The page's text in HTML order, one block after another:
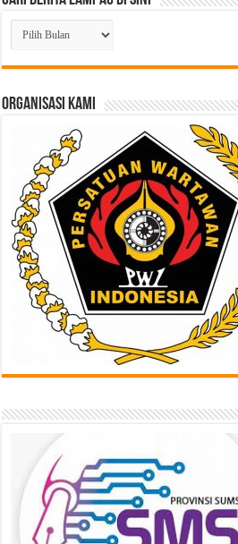
Cari
Berita
Lampau
di
ORGANISASI KAMI